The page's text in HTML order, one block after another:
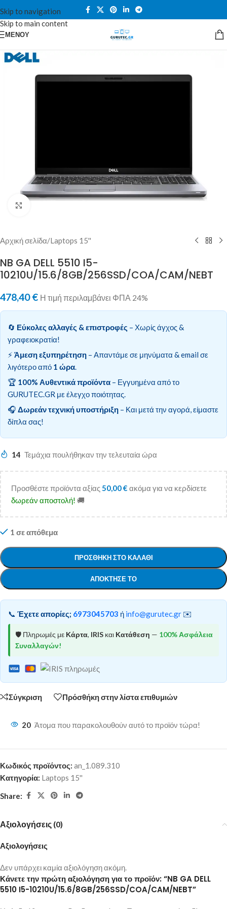
Skip to navigation
Skip to main content
ΜΕΝΟΎ
Αρχική σελίδα/Laptops 15''
NB GA DELL 5510 I5-
10210U/15.6/8GB/256SSD/COA/CAM/NEBT
478,40€ Η τιμή περιλαμβάνει ΦΠΑ 24%
🔄 Εύκολες αλλαγές & επιστροφές – Χωρίς άγχος &
γραφειοκρατία!
⚡ Άμεση εξυπηρέτηση – Απαντάμε σε μηνύματα & email σε
λιγότερο από 1 ώρα.
🏆 100% Αυθεντικά προϊόντα – Εγγυημένα από το
GURUTEC.GR με έλεγχο ποιότητας.
🎧 Δωρεάν τεχνική υποστήριξη – Και μετά την αγορά, είμαστε
δίπλα σας!
14 Τεμάχια πουλήθηκαν την τελευταία ώρα
Προσθέστε προϊόντα αξίας50,00€ ακόμα για να κερδίσετε
δωρεάν αποστολή! 🚚
1 σε απόθεμα
ΠΡΟΣΘΉΚΗ ΣΤΟ ΚΑΛΆΘΙ
ΑΠΌΚΤΗΣΕ ΤΟ
📞 Έχετε απορίες; 6973045703 ή info@gurutec.gr ✉️
🛡️ Πληρωμές με Κάρτα, IRIS και Κατάθεση — 100% Ασφάλεια
Συναλλαγών!
Σύγκριση Πρόσθήκη στην λίστα επιθυμιών
20 Άτομα που παρακολουθούν αυτό το προϊόν τώρα!
Κωδικός προϊόντος: an_1.089.310
Κατηγορία: Laptops 15''
Share:
Αξιολογήσεις (0)
Αξιολογήσεις
Δεν υπάρχει καμία αξιολόγηση ακόμη.
Κάνετε την πρώτη αξιολόγηση για το προϊόν: “NB GA DELL
5510 I5-10210U/15.6/8GB/256SSD/COA/CAM/NEBT”